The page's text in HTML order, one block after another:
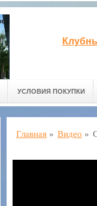
УСЛОВИЯ ПОКУПКИ
Главная » Видео »